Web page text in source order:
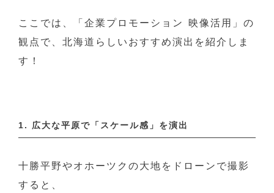
ここでは、「企業プロモーション 映像活用」の
観点で、北海道らしいおすすめ演出を紹介しま
す！
1. 広大な平原で「スケール感」を演出
十勝平野やオホーツクの大地をドローンで撮影
すると、